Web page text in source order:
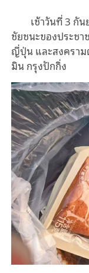
เช้าวันที่ 3 กั
ชัยชนะของประช
ญี่ปุ่น และสงครา
มิน กรุงปักกิ่ง